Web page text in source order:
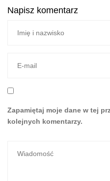
Napisz komentarz
Zapamiętaj moje dane w tej
kolejnych komentarzy.